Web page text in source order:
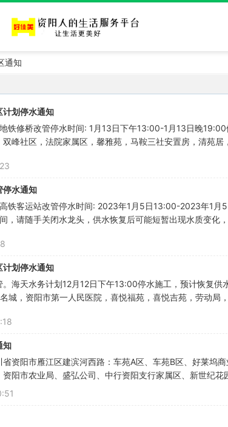
通知
计划停水通知
铁修桥改管停水时间: 1月13日下午13:00-1月13日晚
双峰社区，法院家属区，馨雅苑，马鞍三社安置房，清苑居
停水通知
铁客运站改管停水时间: 2023年1月5日13:00-2023年1月
，请随手关闭水龙头，供水恢复后可能短暂出现水质变化
计划停水通知
。海天水务计划12月12日下午13:00停水施工，预计恢复
城，资阳市第一人民医院，喜悦福苑，喜悦吉苑，劳动局
知
省资阳市雁江区建滨河西路：车苑A区、车苑B区、好莱坞
资阳市农业局、盛弘公司、中行资阳支行家属区、新世纪花